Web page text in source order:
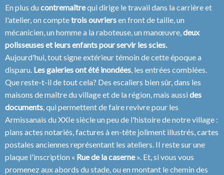
En plus du contremaîtrequi dirige le travail dans la carrière et
l'atelier, on comptetrois ouvriersen front de taille, un
mécanicien, un homme a la raboteuse, un manœuvre, deux
polisseuses et leurs enfants pour servir les scies.
Aujourd'hui, tout signe extérieur témoin de cette époque a
disparu. Les galeries ont été inondées , les entrées comblées.
Que reste-t-il de tout cela? Des escaliers bien sûr, dans les
maisons de maître du village et de la région, mais aussi des
documents , qui permettent de faire revivre pour les
Armissanais du XXIe siècle un peu de l'histoire de notre village :
plans actes notariés, factures à en-tête joliment illustrés, cartes
postales anciennes représentant les ateliers. II reste sur une
plaque l'inscription « Rue de la caserne». Et, si vous vous
promenez aux abords du stade, ou en montant le chemin des